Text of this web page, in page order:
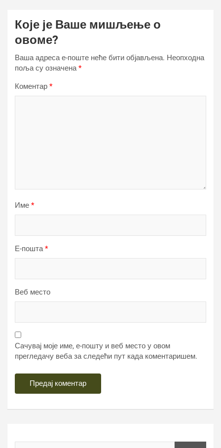
Које је Ваше мишљење о
овоме?
Ваша адреса е-поште неће бити објављена. Неопходна
поља су означена*
Коментар *
Име *
Е-пошта*
Веб место
Сачувај моје име, е-пошту и веб место у овом
прегледачу веба за следећи пут када коментаришем.